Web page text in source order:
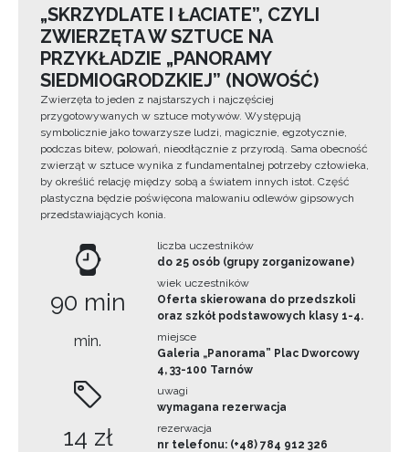
„SKRZYDLATE I ŁACIATE”, CZYLI
ZWIERZĘTA W SZTUCE NA
PRZYKŁADZIE „PANORAMY
SIEDMIOGRODZKIEJ” (NOWOŚĆ)
Zwierzęta to jeden z najstarszych i najczęściej
przygotowywanych w sztuce motywów. Występują
symbolicznie jako towarzysze ludzi, magicznie, egzotycznie,
podczas bitew, polowań, nieodłącznie z przyrodą. Sama obecność
zwierząt w sztuce wynika z fundamentalnej potrzeby człowieka,
by określić relację między sobą a światem innych istot. Część
plastyczna będzie poświęcona malowaniu odlewów gipsowych
przedstawiających konia.
90 min
min.
14 zł
liczba uczestników
do 25 osób (grupy zorganizowane)
wiek uczestników
Oferta skierowana do przedszkoli
oraz szkół podstawowych klasy 1-4.
miejsce
Galeria „Panorama” Plac Dworcowy
4, 33-100 Tarnów
uwagi
wymagana rezerwacja
rezerwacja
nr telefonu: (+48) 784 912 326